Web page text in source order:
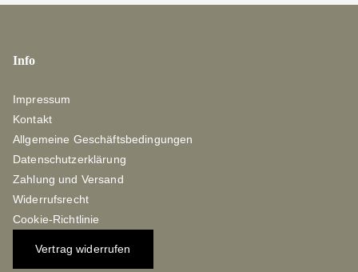
Info
Impressum
Kontakt
Allgemeine Geschäftsbedingungen
Datenschutzerklärung
Zahlung und Versand
Widerrufsrecht
Cookie-Richtlinie
Vertrag widerrufen